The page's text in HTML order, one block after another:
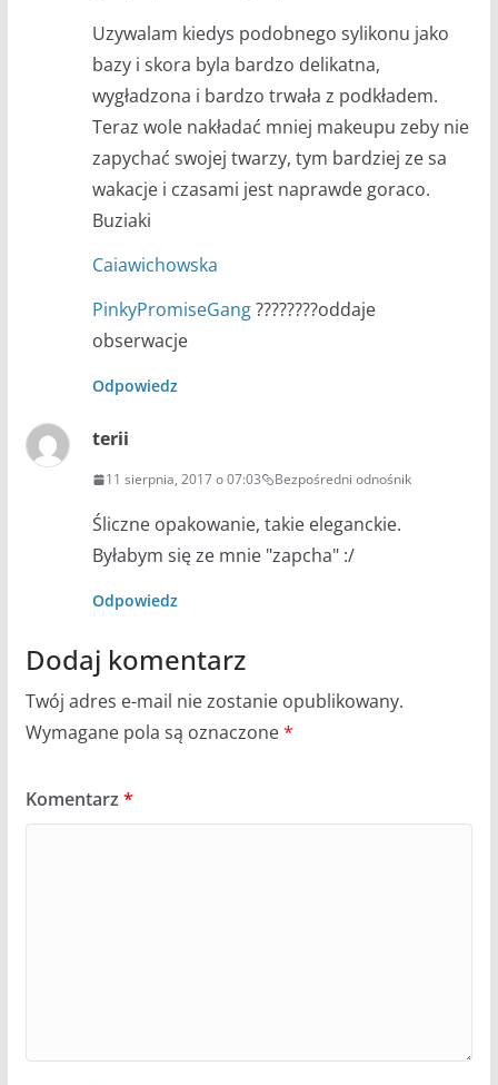
Uzywalam kiedys podobnego sylikonu jako
bazy i skora byla bardzo delikatna,
wygładzona i bardzo trwała z podkładem.
Teraz wole nakładać mniej makeupu zeby nie
zapychać swojej twarzy, tym bardziej ze sa
wakacje i czasami jest naprawde goraco.
Buziaki
Caiawichowska
PinkyPromiseGang????????oddaje
obserwacje
Odpowiedz
terii
11 sierpnia, 2017 o 07:03 Bezpośredni odnośnik
Śliczne opakowanie, takie eleganckie.
Byłabym się ze mnie "zapcha" :/
Odpowiedz
Dodaj komentarz
Twój adres e-mail nie zostanie opublikowany.
Wymagane pola są oznaczone*
Komentarz *